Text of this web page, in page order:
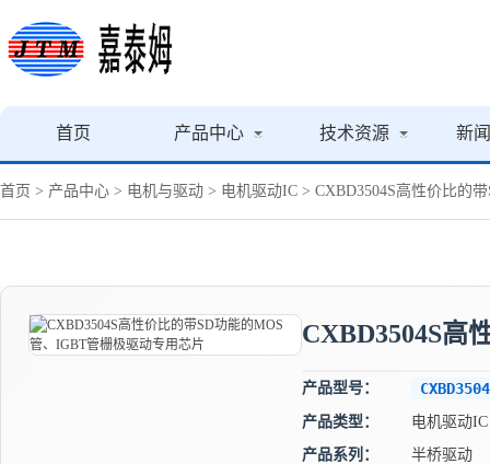
首页 产品中心 技术资源 新
首页 > 产品中心 > 电机与驱动 > 电机驱动IC > CXBD3504S高性价比的
CXBD3504S高
产品型号：
产品类型：
电机驱动IC
产品系列：
半桥驱动